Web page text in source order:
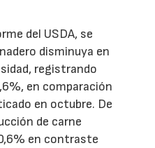
del USDA, se
disminuya en
registrando
en comparación
en octubre. De
de carne
en contraste